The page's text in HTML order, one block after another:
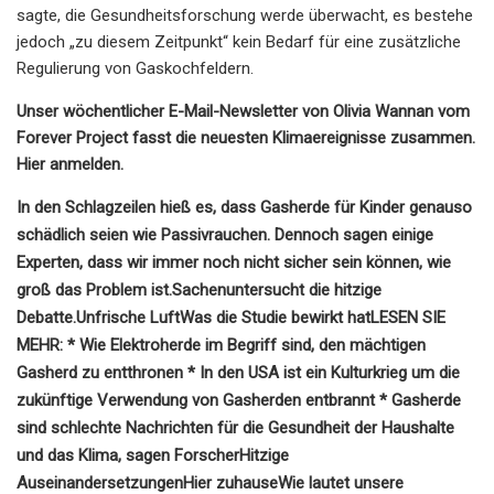
sagte, die Gesundheitsforschung werde überwacht, es bestehe
jedoch „zu diesem Zeitpunkt“ kein Bedarf für eine zusätzliche
Regulierung von Gaskochfeldern.
Unser wöchentlicher E-Mail-Newsletter von Olivia Wannan vom
Forever Project fasst die neuesten Klimaereignisse zusammen.
Hier anmelden.
In den Schlagzeilen hieß es, dass Gasherde für Kinder genauso
schädlich seien wie Passivrauchen. Dennoch sagen einige
Experten, dass wir immer noch nicht sicher sein können, wie
groß das Problem ist.Sachenuntersucht die hitzige
Debatte.Unfrische LuftWas die Studie bewirkt hatLESEN SIE
MEHR: * Wie Elektroherde im Begriff sind, den mächtigen
Gasherd zu entthronen * In den USA ist ein Kulturkrieg um die
zukünftige Verwendung von Gasherden entbrannt * Gasherde
sind schlechte Nachrichten für die Gesundheit der Haushalte
und das Klima, sagen ForscherHitzige
AuseinandersetzungenHier zuhauseWie lautet unsere